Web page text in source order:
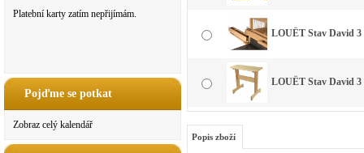
Platební karty zatím nepřijímám.
Pojďme se potkat
Zobraz celý kalendář
LOUËT Stav David
LOUËT Stav David
Popis zboží